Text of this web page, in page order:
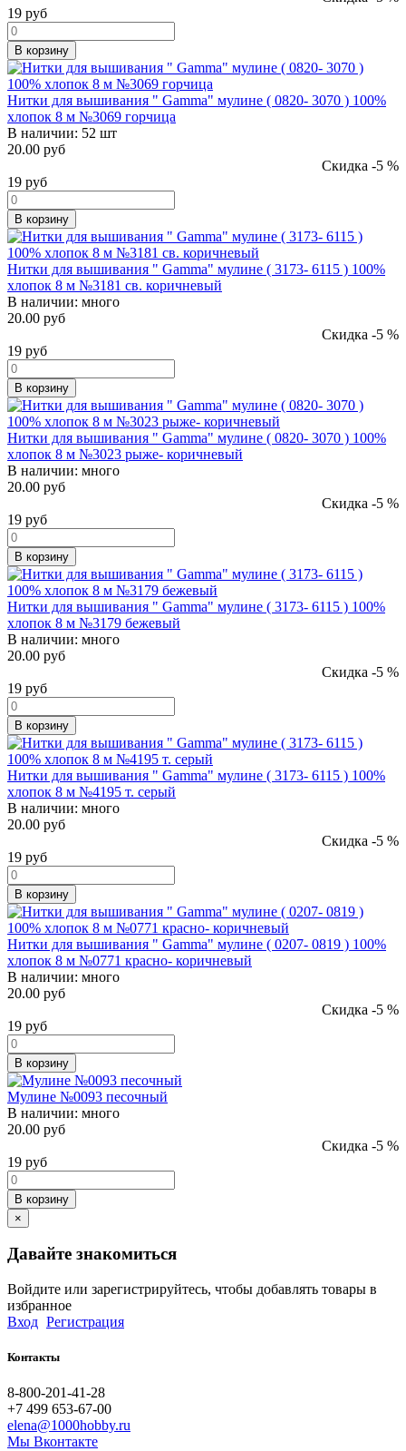
19 руб
В корзину
Нитки для вышивания " Gamma" мулине ( 0820- 3070 ) 100%
хлопок 8 м №3069 горчица
В наличии: 52 шт
20.00 руб
Скидка -5 %
19 руб
В корзину
Нитки для вышивания " Gamma" мулине ( 3173- 6115 ) 100%
хлопок 8 м №3181 св. коричневый
В наличии: много
20.00 руб
Скидка -5 %
19 руб
В корзину
Нитки для вышивания " Gamma" мулине ( 0820- 3070 ) 100%
хлопок 8 м №3023 рыже- коричневый
В наличии: много
20.00 руб
Скидка -5 %
19 руб
В корзину
Нитки для вышивания " Gamma" мулине ( 3173- 6115 ) 100%
хлопок 8 м №3179 бежевый
В наличии: много
20.00 руб
Скидка -5 %
19 руб
В корзину
Нитки для вышивания " Gamma" мулине ( 3173- 6115 ) 100%
хлопок 8 м №4195 т. серый
В наличии: много
20.00 руб
Скидка -5 %
19 руб
В корзину
Нитки для вышивания " Gamma" мулине ( 0207- 0819 ) 100%
хлопок 8 м №0771 красно- коричневый
В наличии: много
20.00 руб
Скидка -5 %
19 руб
В корзину
Мулине №0093 песочный
В наличии: много
20.00 руб
Скидка -5 %
19 руб
В корзину
×
Давайте знакомиться
Войдите или зарегистрируйтесь, чтобы добавлять товары в
избранное
Вход Регистрация
Контакты
8-800-201-41-28
+7 499 653-67-00
elena@1000hobby.ru
Мы Вконтакте